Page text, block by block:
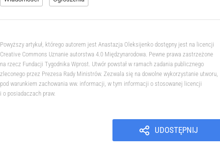
Powyższy artykuł, którego autorem jest Anastazja Oleksijenko dostępny jest na licencji
Creative Commons Uznanie autorstwa 4.0 Międzynarodowa. Pewne prawa zastrzeżone
na rzecz Fundacji Tygodnika Wprost. Utwór powstał w ramach zadania publicznego
zleconego przez Prezesa Rady Ministrów. Zezwala się na dowolne wykorzystanie utworu,
pod warunkiem zachowania ww. informacji, w tym informacji o stosowanej licencji
i o posiadaczach praw.
UDOSTĘPNIJ